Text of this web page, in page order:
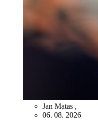
Jan Matas ,
06. 08. 2026